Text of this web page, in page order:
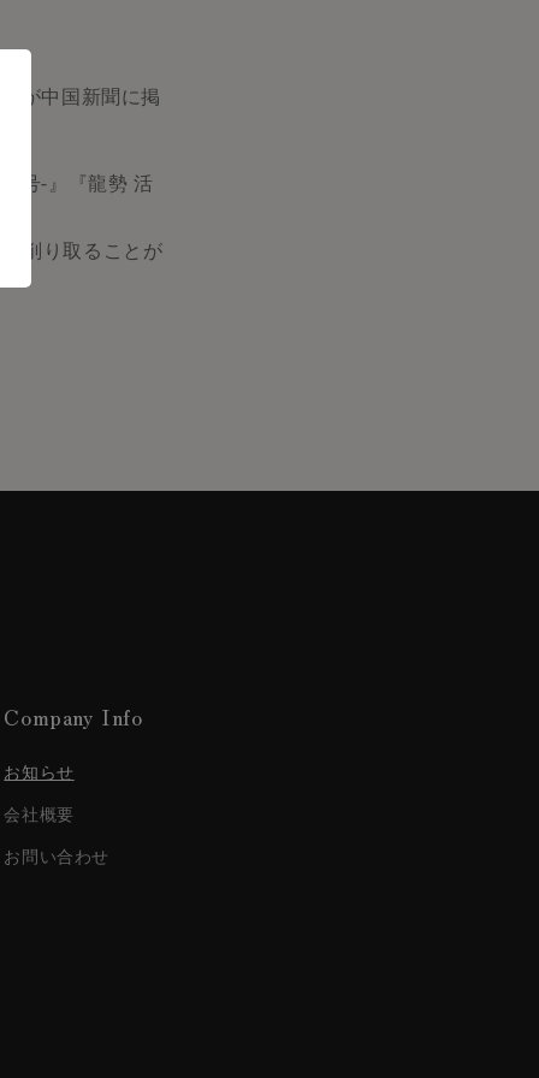
が中国新聞に掲
号-』『龍勢 活
削り取ることが
Company Info
お知らせ
会社概要
お問い合わせ